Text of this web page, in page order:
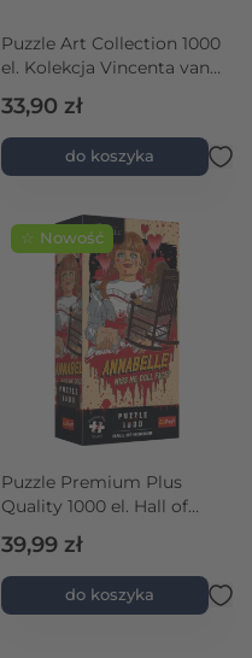
Puzzle Art Collection 1000
el. Kolekcja Vincenta van
33,90 zł
do koszyka
☆ Nowość
Puzzle Premium Plus
Quality 1000 el. Hall of
Horror: Annabelle
39,99 zł
do koszyka